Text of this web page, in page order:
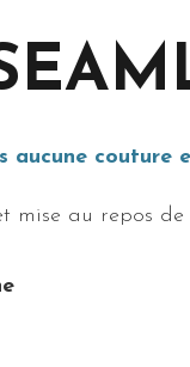
aucune couture
mise au repos